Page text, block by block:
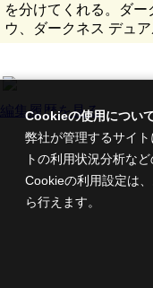
を分けてくれる。ダ
ウ、ダークネス デュ
編集履歴を見る
Cookieの使用につい
弊社が管理するサイ
トの利用状況分析な
Cookieの利用設定は
ら行えます。